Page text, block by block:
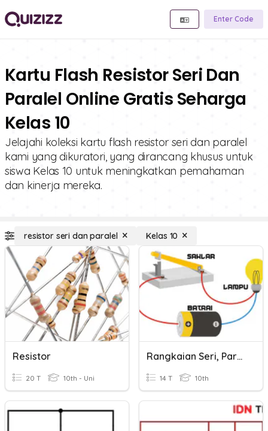
Enter Code
Kartu Flash Resistor Seri Dan
Paralel Online Gratis Seharga
Kelas 10
Jelajahi koleksi kartu flash resistor seri dan paralel
kami yang dikuratori, yang dirancang khusus untuk
siswa Kelas 10 untuk meningkatkan pemahaman
dan kinerja mereka.
resistor seri dan paralel Kelas 10
Resistor
20 T 10th - Uni
Rangkaian Seri, Paralel, Dan Campuran (Resistor, Kapasitor)
14 T 10th